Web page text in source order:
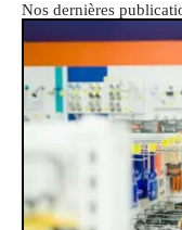
Nos dernières